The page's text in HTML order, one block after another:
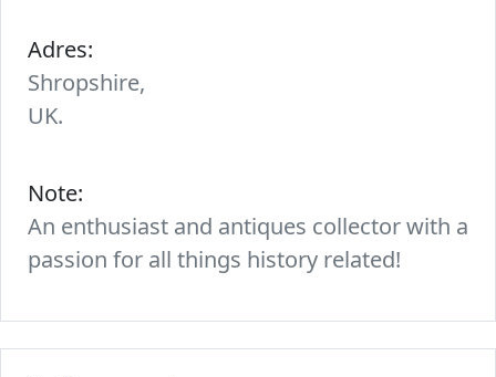
Adres:
Shropshire,
UK.
Note:
An enthusiast and antiques collector with a
passion for all things history related!